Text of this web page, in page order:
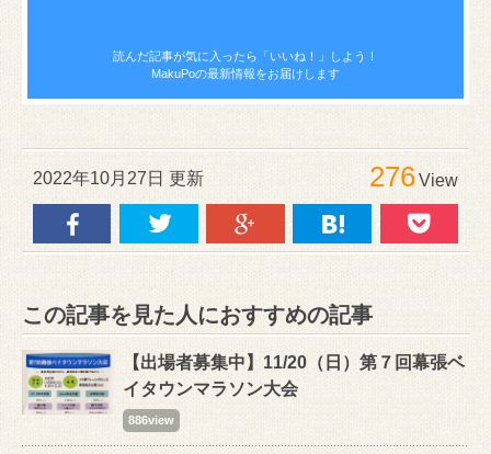
読んだ記事が気に入ったら 「いいね！」しよう！
MakuPoの最新情報をお届けします
2022年10月27日 更新 276View
この記事を見た人におすすめの記事
【出場者募集中】11/20（日）第７回幕張ベ
イタウンマラソン大会
886view